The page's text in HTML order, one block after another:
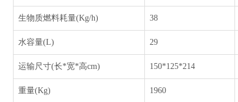
生物质燃料耗量(Kg/h) 38
水容量(L) 29
运输尺寸(长*宽*高cm) 150*125*214
重量(Kg) 1960